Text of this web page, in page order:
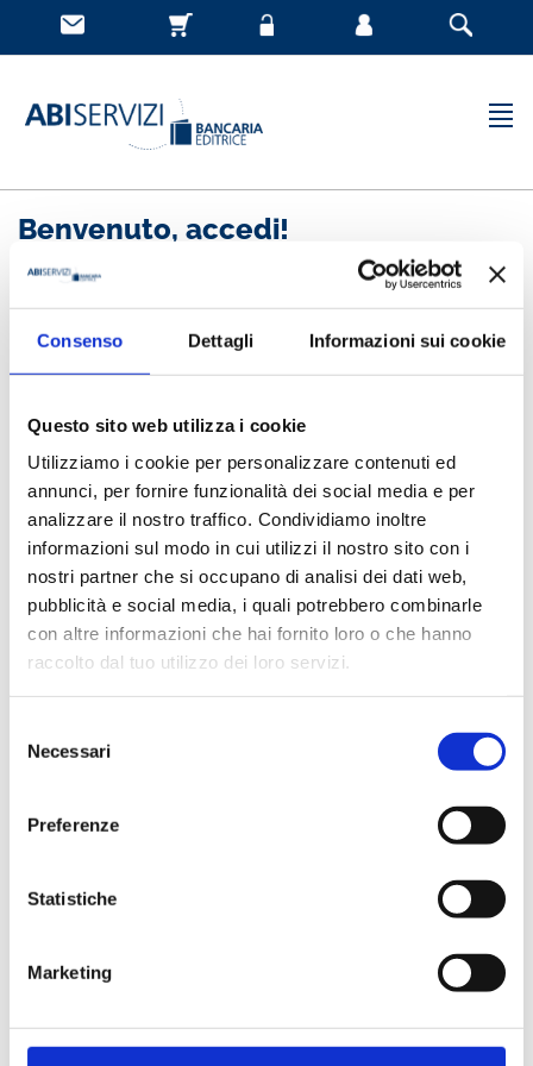
Consenso Dettagli Informazioni sui cookie
Questo sito web utilizza i cookie
Utilizziamo i cookie per personalizzare contenuti ed
annunci, per fornire funzionalità dei social media e per
analizzare il nostro traffico. Condividiamo inoltre
informazioni sul modo in cui utilizzi il nostro sito con i
nostri partner che si occupano di analisi dei dati web,
pubblicità e social media, i quali potrebbero combinarle
con altre informazioni che hai fornito loro o che hanno
raccolto dal tuo utilizzo dei loro servizi.
delNecessari
Preferenze
Statistiche
Marketing
Benvenuto, accedi!
la storia degli acquisti effettuati
Cliente già registrato